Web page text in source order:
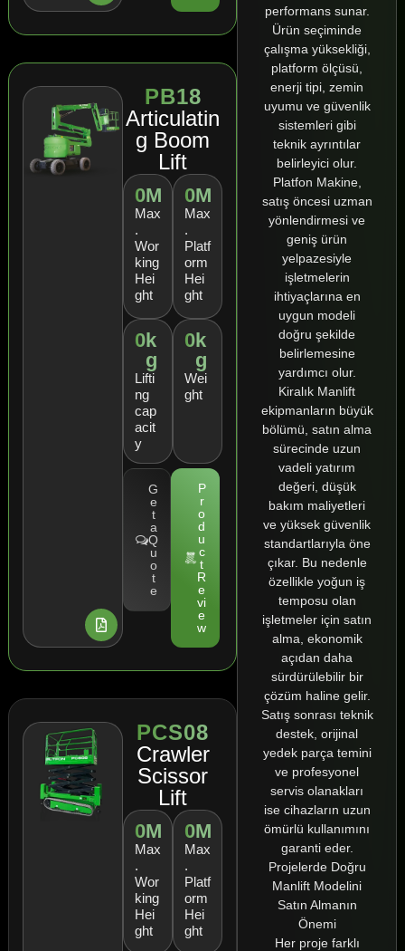
PB18
Articulatin
g Boom
Lift
0M
Max
.
Wor
king
Hei
ght
0M
Max
.
Platf
orm
Hei
ght
0k
g
Lifti
ng
cap
acit
y
0k
g
Wei
ght
G
e
t
a
Q
u
o
t
e
P
r
o
d
u
c
t
R
e
vi
e
w
PCS08
Crawler
Scissor
Lift
0M
Max
.
Wor
king
Hei
ght
0M
Max
.
Platf
orm
Hei
ght
performans sunar.
Ürün seçiminde
çalışma yüksekliği,
platform ölçüsü,
enerji tipi, zemin
uyumu ve güvenlik
sistemleri gibi
teknik ayrıntılar
belirleyici olur.
Platfon Makine,
satış öncesi uzman
yönlendirmesi ve
geniş ürün
yelpazesiyle
işletmelerin
ihtiyaçlarına en
uygun modeli
doğru şekilde
belirlemesine
yardımcı olur.
Kiralık Manlift
ekipmanların büyük
bölümü, satın alma
sürecinde uzun
vadeli yatırım
değeri, düşük
bakım maliyetleri
ve yüksek güvenlik
standartlarıyla öne
çıkar. Bu nedenle
özellikle yoğun iş
temposu olan
işletmeler için satın
alma, ekonomik
açıdan daha
sürdürülebilir bir
çözüm haline gelir.
Satış sonrası teknik
destek, orijinal
yedek parça temini
ve profesyonel
servis olanakları
ise cihazların uzun
ömürlü kullanımını
garanti eder.
Projelerde Doğru
Manlift Modelini
Satın Almanın
Önemi
Her proje farklı